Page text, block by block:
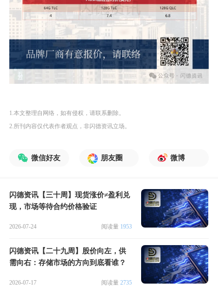
1.本文整理自网络，如有侵权，请联系删除。
2.所刊内容仅代表作者观点，非闪德资讯立场。
微信好友 朋友圈 微博
闪德资讯【三十周】现货涨价≠盈利兑
现，市场等待合约价格验证
2026-07-24 阅读量 1953
闪德资讯【二十九周】股价向左，供
需向右：存储市场的方向到底看谁？
2026-07-17 阅读量 2735